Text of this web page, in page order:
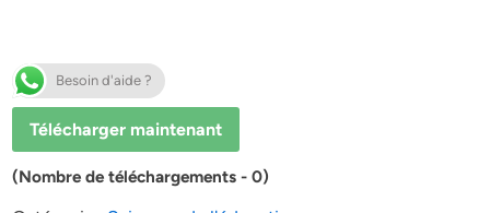
Besoin d'aide ?
Télécharger maintenant
(Nombre de téléchargements - 0)